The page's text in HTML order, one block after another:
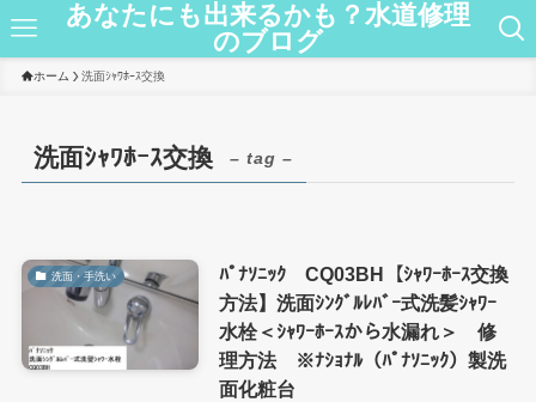
あなたにも出来るかも？水道修理
のブログ
ホーム 洗面ｼｬﾜﾎｰｽ交換
洗面ｼｬﾜﾎｰｽ交換 – tag –
洗面・手洗い
ﾊﾟﾅｿﾆｯｸ CQ03BH【ｼｬﾜｰﾎｰｽ交換
方法】洗面ｼﾝｸﾞﾙﾚﾊﾞｰ式洗髪ｼｬﾜｰ
水栓＜ｼｬﾜｰﾎｰｽから水漏れ＞ 修
理方法 ※ﾅｼｮﾅﾙ（ﾊﾟﾅｿﾆｯｸ）製洗
面化粧台